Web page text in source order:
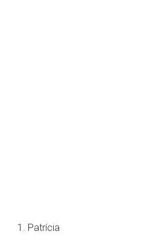
Patrícia